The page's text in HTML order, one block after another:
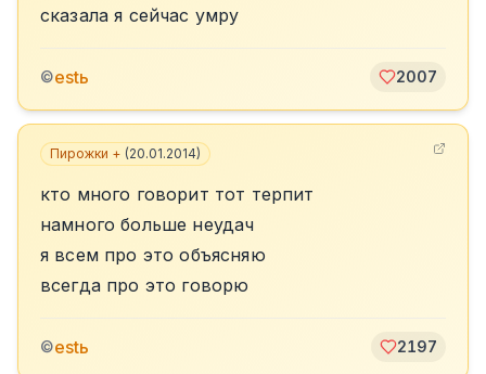
сказала я сейчас умру
©estь 2007
Пирожки + (20.01.2014)
кто много говорит тот терпит
намного больше неудач
я всем про это объясняю
всегда про это говорю
©estь 2197